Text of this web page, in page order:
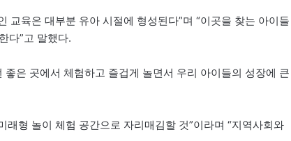
교육은 대부분 유아 시절에 형성된다”며 “이곳을 찾는 아이들
다”고 말했다.
은 곳에서 체험하고 즐겁게 놀면서 우리 아이들의 성장에 큰
형 놀이 체험 공간으로 자리매김할 것”이라며 “지역사회와